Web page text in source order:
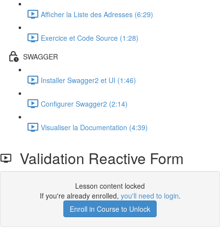
Afficher la Liste des Adresses (6:29)
Exercice et Code Source (1:28)
SWAGGER
Installer Swagger2 et UI (1:46)
Configurer Swagger2 (2:14)
Visualiser la Documentation (4:39)
Validation Reactive Form
Lesson content locked
If you're already enrolled, you'll need to login.
Enroll in Course to Unlock